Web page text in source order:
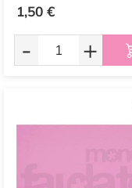
1,50 €
- +